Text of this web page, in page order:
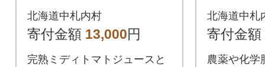
北海道中札内村
寄付金額 13,000円
完熟ミディトマトジュースと
ースセ
北海道中札
寄付金額
農薬や化学